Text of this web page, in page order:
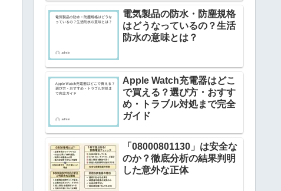
電気製品の防水・防塵規格
はどうなっているの？生活
防水の意味とは？
Apple Watch充電器はどこ
で買える？選び方・おすす
め・トラブル対処まで完全
ガイド
「08000801130」は安全な
のか？徹底分析の結果判明
した意外な正体